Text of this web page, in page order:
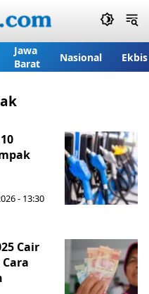
Jawa
Barat
Nasional Ekbis
- 13:30
Cair